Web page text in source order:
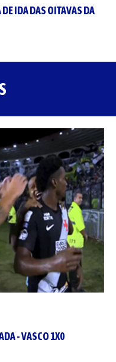
IDA DAS OITAVAS DA
- VASCO 1X0